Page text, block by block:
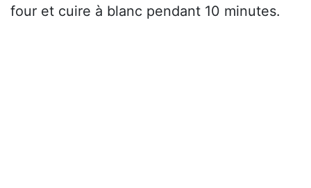
four et cuire à blanc pendant 10 minutes.